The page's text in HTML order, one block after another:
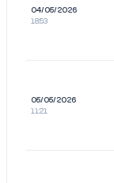
04/05/2026
18:53
05/05/2026
11:21